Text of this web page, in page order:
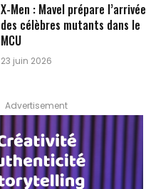
X-Men : Mavel prépare l’arrivée
des célèbres mutants dans le
MCU
23 juin 2026
Advertisement